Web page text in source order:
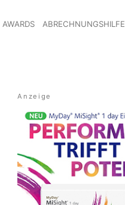
AWARDS ABRECHNUNGSHILFE